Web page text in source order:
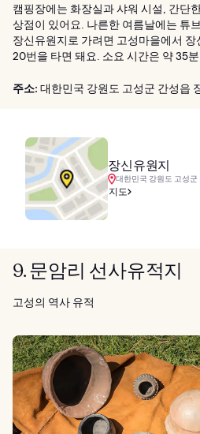
캠핑장에는 화장실과 샤워 시설, 간단
상점이 있어요. 나른한 여름날에는 튜
장신유원지로 가려면 고성마을에서
20번을 타면 돼요. 소요 시간은 약 35
주소: 대한민국 강원도 고성군 간성읍
장신유원지
대한민국 강원도 고성군
지도
9. 문암리 선사유적지
고성의 역사 유적